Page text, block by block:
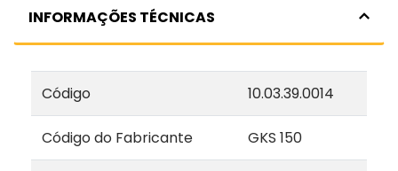
INFORMAÇÕES TÉCNICAS
Código 10.03.39.0014
Código do Fabricante GKS 150